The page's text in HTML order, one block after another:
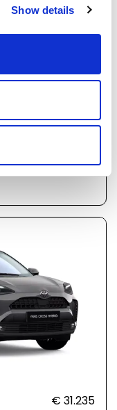
Show details
€ 33.989
€ 31.235